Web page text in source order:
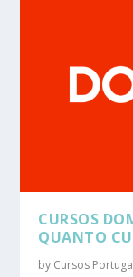
CURSOS
QUANTO
by Cursos